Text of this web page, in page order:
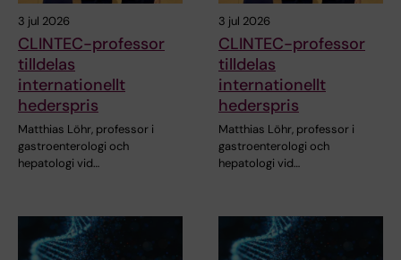
3 jul 2026
CLINTEC-professor
tilldelas
internationellt
hederspris
Matthias Löhr, professor i
gastroenterologi och
hepatologi vid…
3 jul 2026
CLINTEC-professor
tilldelas
internationellt
hederspris
Matthias Löhr, professor i
gastroenterologi och
hepatologi vid…